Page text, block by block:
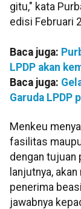
gitu," kata
edisi Februari
Baca juga:
LPDP akan
Baca juga:
Garuda LPDP
Menkeu
fasilitas
dengan tujuan
lanjutnya,
penerima
jawabnya